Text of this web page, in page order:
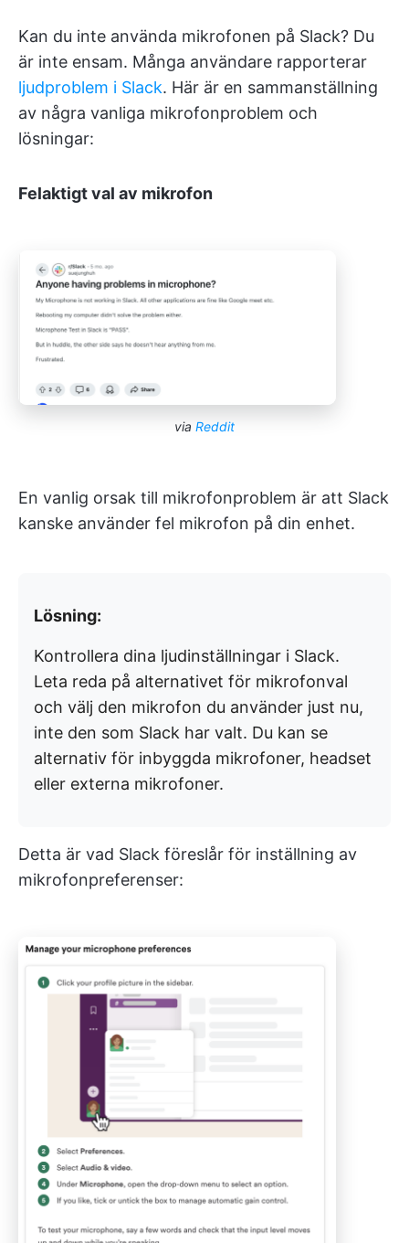
Kan du inte använda mikrofonen på Slack? Du
är inte ensam. Många användare rapporterar
ljudproblem i Slack. Här är en sammanställning
av några vanliga mikrofonproblem och
lösningar:
Felaktigt val av mikrofon
via Reddit
En vanlig orsak till mikrofonproblem är att Slack
kanske använder fel mikrofon på din enhet.
Lösning:
Kontrollera dina ljudinställningar i Slack.
Leta reda på alternativet för mikrofonval
och välj den mikrofon du använder just nu,
inte den som Slack har valt. Du kan se
alternativ för inbyggda mikrofoner, headset
eller externa mikrofoner.
Detta är vad Slack föreslår för inställning av
mikrofonpreferenser: